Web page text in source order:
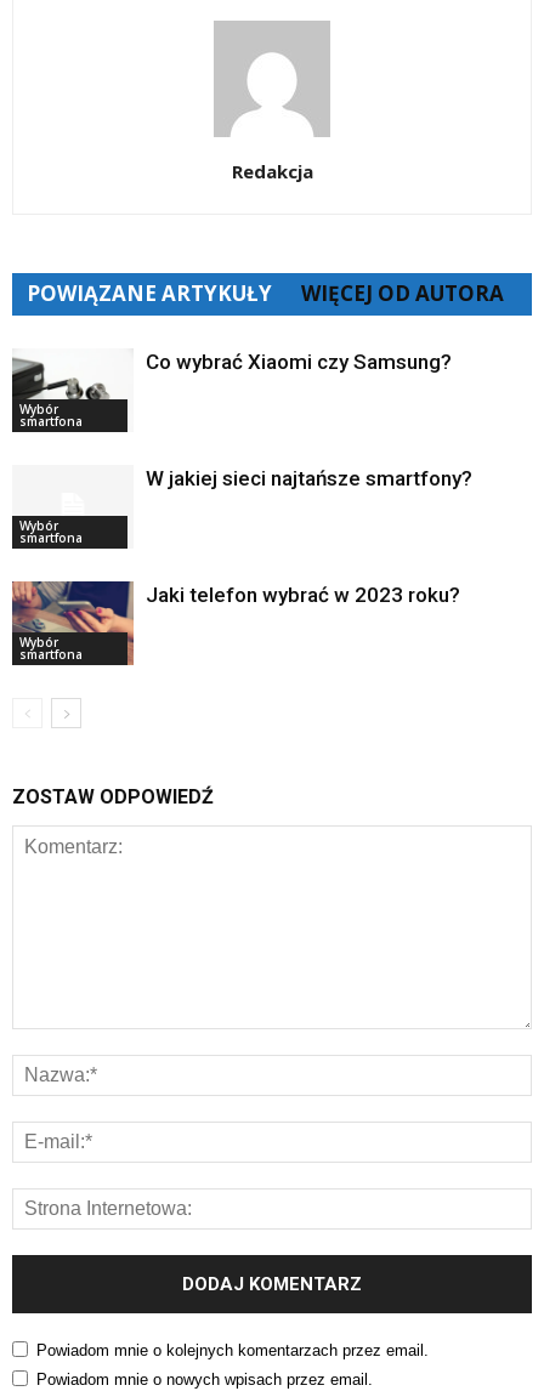
Redakcja
POWIĄZANE ARTYKUŁY WIĘCEJ OD AUTORA
Wybór
smartfona
Co wybrać Xiaomi czy Samsung?
Wybór
smartfona
W jakiej sieci najtańsze smartfony?
Wybór
smartfona
Jaki telefon wybrać w 2023 roku?
ZOSTAW ODPOWIEDŹ
Powiadom mnie o kolejnych komentarzach przez email.
Powiadom mnie o nowych wpisach przez email.